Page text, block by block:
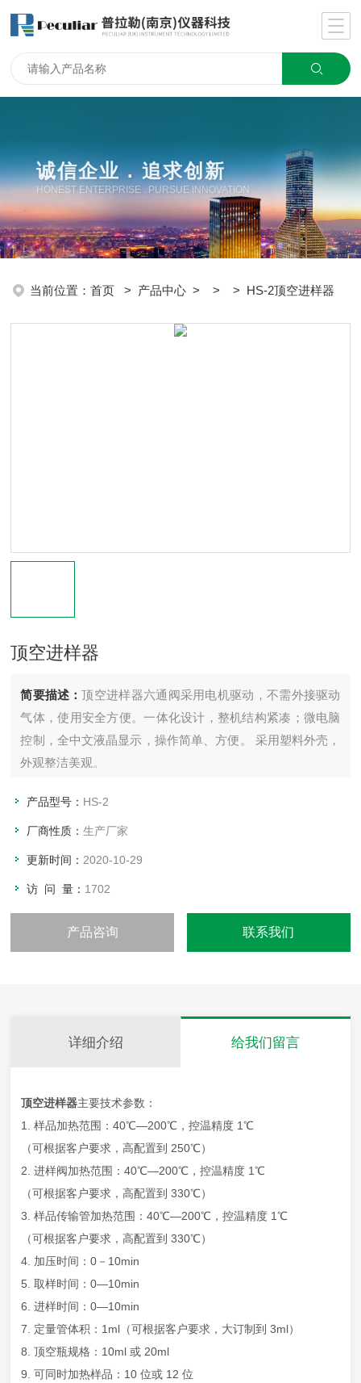
诚信企业 . 追求创新
HONEST ENTERPRISE . PURSUE INNOVATION
当前位置：首页 > 产品中心 > > > HS-2顶空进样器
顶空进样器
简要描述：顶空进样器六通阀采用电机驱动，不需外接驱动
气体，使用安全方便。一体化设计，整机结构紧凑；微电脑
控制，全中文液晶显示，操作简单、方便。 采用塑料外壳，
外观整洁美观。
产品型号： HS-2
厂商性质：生产厂家
更新时间： 2020-10-29
访 问 量： 1702
产品咨询 联系我们
详细介绍 给我们留言
顶空进样器主要技术参数：
1. 样品加热范围：40℃—200℃，控温精度 1℃
（可根据客户要求，高配置到 250℃）
2. 进样阀加热范围：40℃—200℃，控温精度 1℃
（可根据客户要求，高配置到 330℃）
3. 样品传输管加热范围：40℃—200℃，控温精度 1℃
（可根据客户要求，高配置到 330℃）
4. 加压时间：0－10min
5. 取样时间：0—10min
6. 进样时间：0—10min
7. 定量管体积：1ml（可根据客户要求，大订制到 3ml）
8. 顶空瓶规格：10ml 或 20ml
9. 可同时加热样品：10 位或 12 位